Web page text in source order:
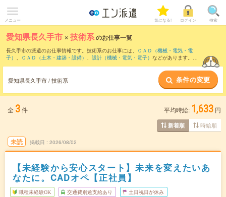
メニュー 気になる! ログイン 検索
愛知県長久手市 ×技術系のお仕事一覧
長久手市の派遣のお仕事情報です。技術系のお仕事には、
ＣＡＤ（機械・電気・電
子） 、 ＣＡＤ（土木・建築・設備） 、 設計（機械・電気・電子） などがあります。さ
愛知県長久手市 / 技術系 条件の変更
全 3件 平均時給: 1,633 円
新着順 時給順
未読 掲載日 2026/08/02
【未経験から安心スタート】未来を変えたいあ
なたに。CADオペ【正社員】
職種未経験OK 交通費別途支給あり 土日祝日が休み